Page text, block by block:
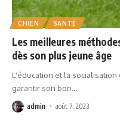
CHIEN SANTÉ
Les meilleures
dès son plus jeune âge
L'éducation et la
garantir son bon…
admin août 7, 2023